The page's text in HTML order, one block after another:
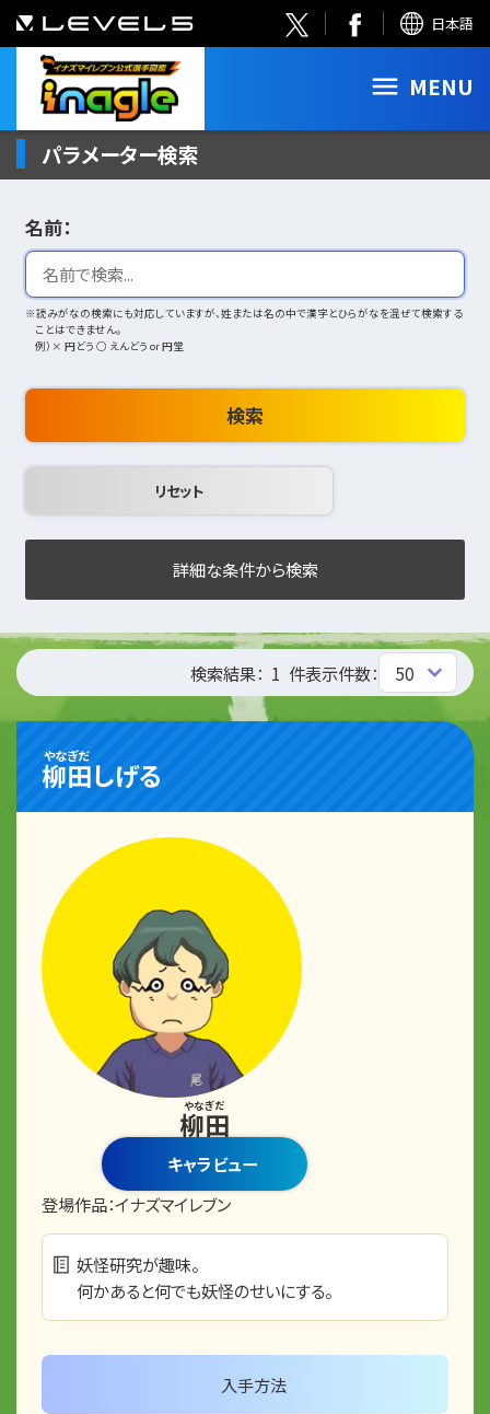
日本語
MENU
パラメーター検索
名前：
※読みがなの検索にも対応していますが、姓または名の中で漢字とひらがなを混ぜて検索する
ことはできません。
例）× 円どう ○ えんどう or 円堂
検索
詳細な条件から検索
検索結果： 1 件表示件数：
柳田
やなぎだ
しげる
柳田
やなぎだ
キャラビュー
登場作品：イナズマイレブン
妖怪研究が趣味。
何かあると何でも妖怪のせいにする。
入手方法